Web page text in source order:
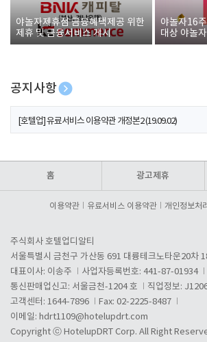
야놀자제휴점 금융혜택제공 위한
제휴 및 금융서비스 게시
야놀자16
대상 야놀
폰 증정
공지사항
[호텔업] 개인정보 처리방침 개정본1 (19.09.02)
[호텔업] 유료서비스 이용약관 개정본2 (19.09.02)
홈 광고제휴
이용약관 유료서비스 이용약관 개인정보처
주식회사 호텔업디알티
서울특별시 금천구 가산동 691 대륭테크노타운20차
대표이사: 이송주
사업자등록번호: 441-87-01934
통신판매업신고: 서울금천-1204 호
직업정보:
고객센터: 1644-7896
Fax: 02-2225-8487
이메일: hdrt1109@hotelupdrt.com
Copyright ⓒ HotelupDRT Corp. All Right